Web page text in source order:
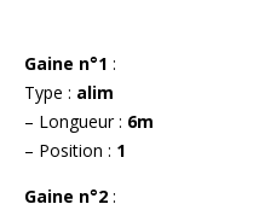
Gaine n°1 :
Type : alim
– Longueur : 6m
– Position : 1
Gaine n°2 :